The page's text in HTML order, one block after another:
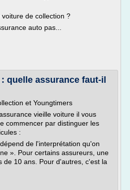
de collection ?
auto pas...
quelle assurance faut-il
et Youngtimers
vieille voiture il vous
commencer par distinguer les
:
de l'interprétation qu'on
». Pour certains assureurs, une
de 10 ans. Pour d'autres, c'est la